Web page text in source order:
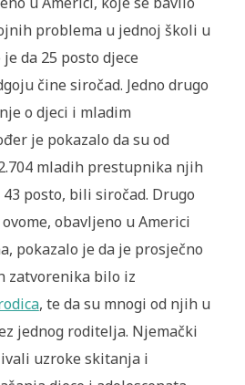
problema u jednoj školi u
da 25 posto djece
čine siročad. Jedno drugo
o djeci i mladim
je pokazalo da su od
mladih prestupnika njih
43 posto, bili siročad. Drugo
obavljeno u Americi
pokazalo je da je prosječno
zatvorenika bilo iz
, te da su mnogi od njih u
jednog roditelja. Njemački
uzroke skitanja i